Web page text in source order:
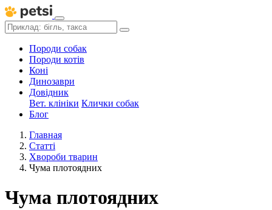
Породи собак
Породи котів
Коні
Динозаври
Довідник
Вет. клініки Клички собак
Блог
Главная
Статті
Хвороби тварин
Чума плотоядних
Чума плотоядних